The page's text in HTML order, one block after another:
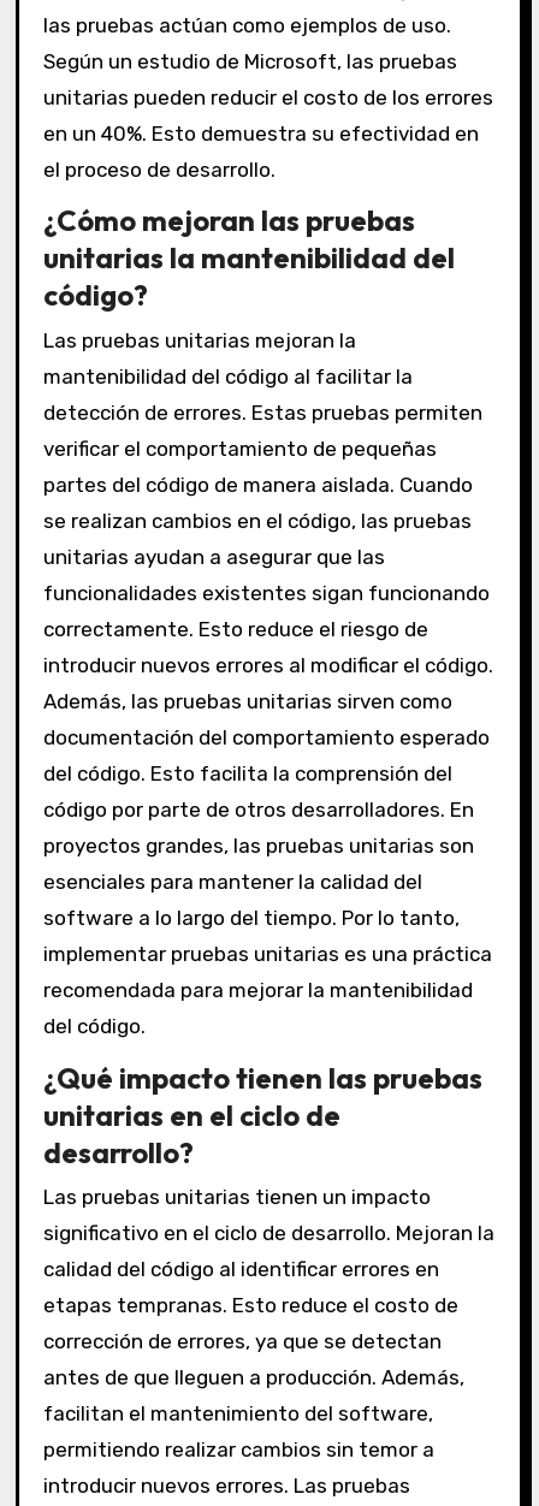
las pruebas actúan como ejemplos de uso.
Según un estudio de Microsoft, las pruebas
unitarias pueden reducir el costo de los errores
en un 40%. Esto demuestra su efectividad en
el proceso de desarrollo.
¿Cómo mejoran las pruebas
unitarias la mantenibilidad del
código?
Las pruebas unitarias mejoran la
mantenibilidad del código al facilitar la
detección de errores. Estas pruebas permiten
verificar el comportamiento de pequeñas
partes del código de manera aislada. Cuando
se realizan cambios en el código, las pruebas
unitarias ayudan a asegurar que las
funcionalidades existentes sigan funcionando
correctamente. Esto reduce el riesgo de
introducir nuevos errores al modificar el código.
Además, las pruebas unitarias sirven como
documentación del comportamiento esperado
del código. Esto facilita la comprensión del
código por parte de otros desarrolladores. En
proyectos grandes, las pruebas unitarias son
esenciales para mantener la calidad del
software a lo largo del tiempo. Por lo tanto,
implementar pruebas unitarias es una práctica
recomendada para mejorar la mantenibilidad
del código.
¿Qué impacto tienen las pruebas
unitarias en el ciclo de
desarrollo?
Las pruebas unitarias tienen un impacto
significativo en el ciclo de desarrollo. Mejoran la
calidad del código al identificar errores en
etapas tempranas. Esto reduce el costo de
corrección de errores, ya que se detectan
antes de que lleguen a producción. Además,
facilitan el mantenimiento del software,
permitiendo realizar cambios sin temor a
introducir nuevos errores. Las pruebas